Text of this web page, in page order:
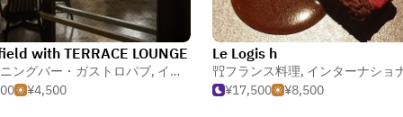
with TERRACE LOUNGE
ングバー・ガストロパブ, イタリア料理 ,ビアガーデン
¥4,500
Le Logis h
フランス料理, インターナショナル・フュー
¥17,500
¥8,500